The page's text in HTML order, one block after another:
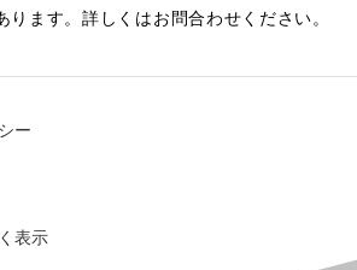
ます。詳しくはお問合わせください。
ー
表示